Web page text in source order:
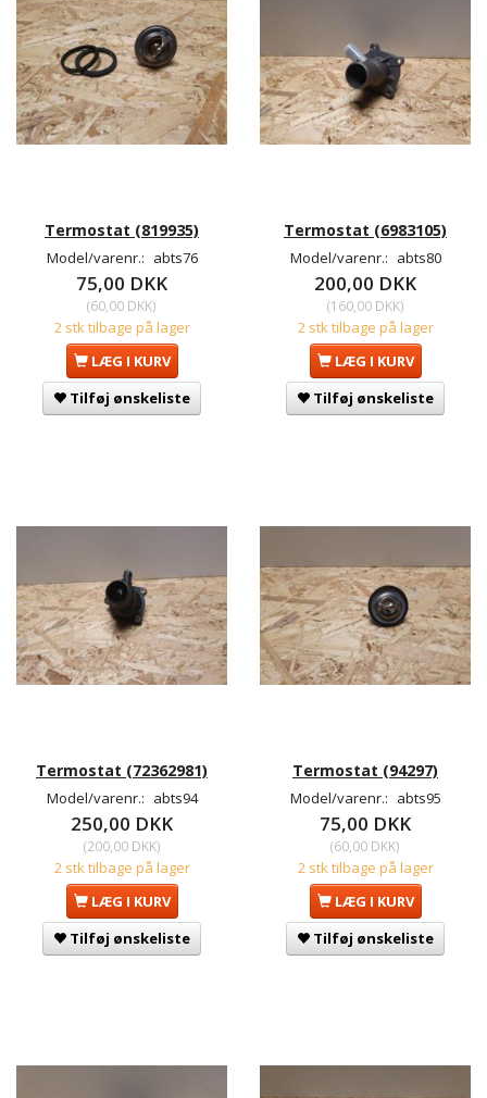
Termostat (819935)
Model/varenr.: abts76
75,00 DKK
(60,00 DKK)
2 stk tilbage på lager
LÆG I KURV
Tilføj ønskeliste
Termostat (6983105)
Model/varenr.: abts80
200,00 DKK
(160,00 DKK)
2 stk tilbage på lager
LÆG I KURV
Tilføj ønskeliste
Termostat (72362981)
Model/varenr.: abts94
250,00 DKK
(200,00 DKK)
2 stk tilbage på lager
LÆG I KURV
Tilføj ønskeliste
Termostat (94297)
Model/varenr.: abts95
75,00 DKK
(60,00 DKK)
2 stk tilbage på lager
LÆG I KURV
Tilføj ønskeliste